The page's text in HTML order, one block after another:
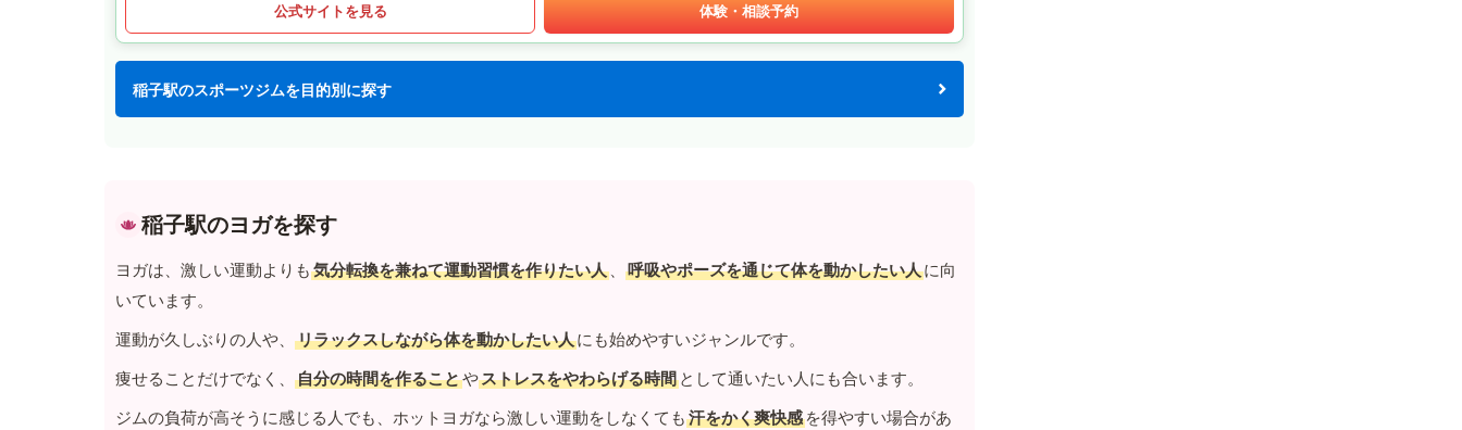
公式サイトを見る 体験・相談予約
稲子駅のスポーツジムを目的別に探す
稲子駅のヨガを探す
ヨガは、激しい運動よりも 気分転換を兼ねて運動習慣を作りたい人 、 呼吸やポーズを通じて体を動かしたい人に向
いています。
運動が久しぶりの人や、
リラックスしながら体を動かしたい人にも始めやすいジャンルです。
痩せることだけでなく、
自分の時間を作ることやストレスをやわらげる時間 として通いたい人にも合います。
ジムの負荷が高そうに感じる人でも、ホットヨガなら激しい運動をしなくても 汗をかく爽快感 を得やすい場合があ